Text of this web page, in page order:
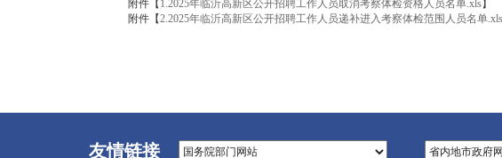
附件【 1.2025年临沂高新区公开招聘工作人员取消考察体检资格人员名单.xls】
附件【2.2025年临沂高新区公开招聘工作人员递补进入考察体检范围人员名单.xls
友情链接